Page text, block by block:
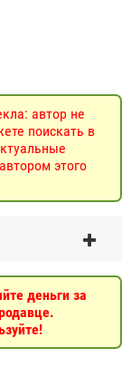
автор не
поискать в
этого
деньги за